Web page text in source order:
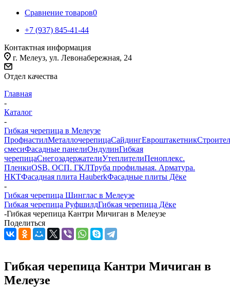
Сравнение товаров0
+7 (937) 845-41-44
Контактная информация
г. Мелеуз, ул. Левонабережная, 24
Отдел качества
Главная
-
Каталог
-
Гибкая черепица в Мелеузе
ПрофнастилМеталлочерепицаСайдингЕвроштакетник
смесиФасадные панелиОндулинГибкая
черепицаСнегозадержателиУтеплителиПеноплекс.
ПленкиOSB. ОСП. ГКЛТруба профильная. Арматура.
НКТФасадная плита HauberkФасадные плиты Дёке
-
Гибкая черепица Шинглас в Мелеузе
Гибкая черепица РуфшилдГибкая черепица Дёке
-Гибкая черепица Кантри Мичиган в Мелеузе
Поделиться
Гибкая черепица Кантри Мичиган в
Мелеузе